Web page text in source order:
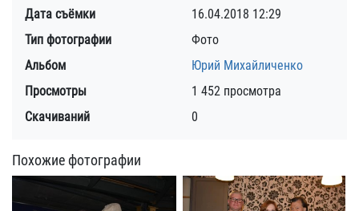
Дата съёмки
16.04.2018 12:29
Тип фотографии
Фото
Альбом
Юрий Михайличенко
Просмотры
1 452 просмотра
Скачиваний
0
Похожие фотографии